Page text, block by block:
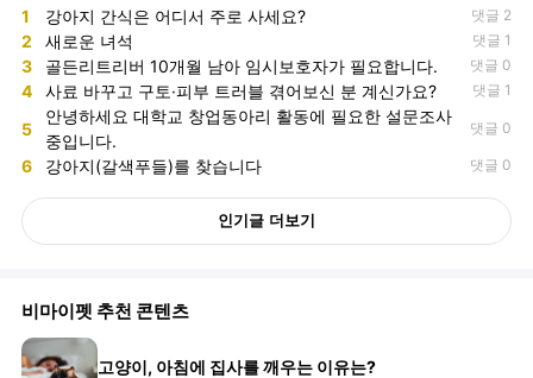
1 강아지 간식은 어디서 주로 사세요? 댓글 2
2 새로운 녀석 댓글 1
3 골든리트리버 10개월 남아 임시보호자가 필요합니다. 댓글 0
4 사료 바꾸고 구토·피부 트러블 겪어보신 분 계신가요? 댓글 1
5
안녕하세요 대학교 창업동아리 활동에 필요한 설문조사
중입니다.
댓글 0
6 강아지(갈색푸들)를 찾습니다 댓글 0
인기글 더보기
비마이펫 추천 콘텐츠
고양이, 아침에 집사를 깨우는 이유는?